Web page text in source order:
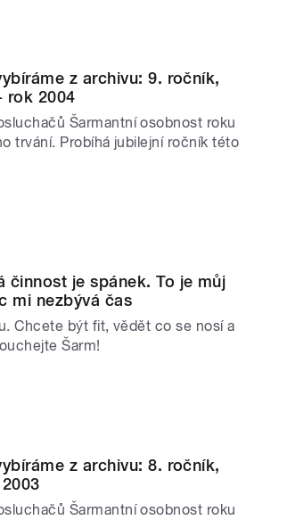
z archivu: 9. ročník,
rok 2004
Šarmantní osobnost roku
trvání. Probíhá jubilejní ročník této
činnost je spánek. To je můj
mi nezbývá čas
Chcete být fit, vědět co se nosí a
Šarm!
z archivu: 8. ročník,
Šarmantní osobnost roku